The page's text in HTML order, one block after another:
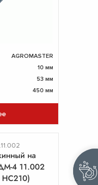
AGROMASTER
10 мм
53 мм
450 мм
на
4 11.002
НС210)